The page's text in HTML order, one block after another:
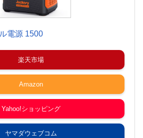
電源 1500
楽天市場
Amazon
Yahoo!ショッピング
ヤマダウェブコム